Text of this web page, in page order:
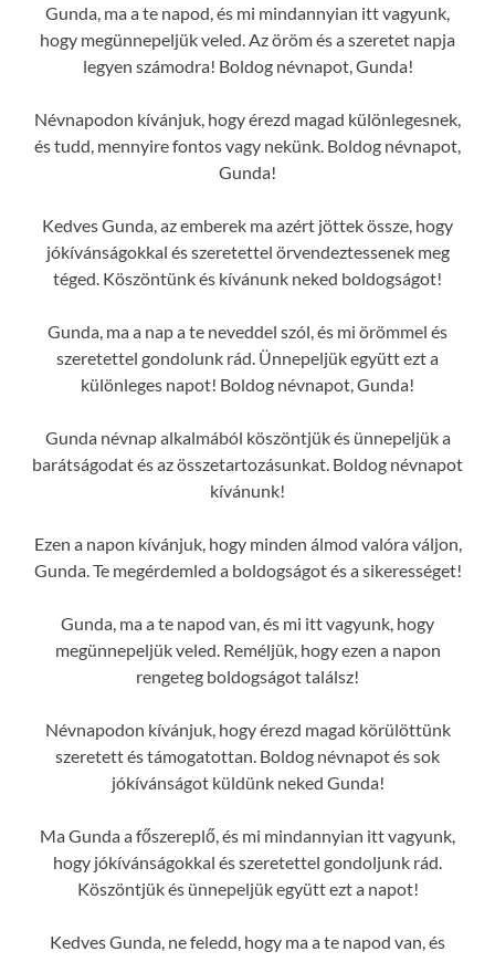
Gunda, ma a te napod, és mi mindannyian itt vagyunk,
hogy megünnepeljük veled. Az öröm és a szeretet napja
legyen számodra! Boldog névnapot, Gunda!
Névnapodon kívánjuk, hogy érezd magad különlegesnek,
és tudd, mennyire fontos vagy nekünk. Boldog névnapot,
Gunda!
Kedves Gunda, az emberek ma azért jöttek össze, hogy
jókívánságokkal és szeretettel örvendeztessenek meg
téged. Köszöntünk és kívánunk neked boldogságot!
Gunda, ma a nap a te neveddel szól, és mi örömmel és
szeretettel gondolunk rád. Ünnepeljük együtt ezt a
különleges napot! Boldog névnapot, Gunda!
Gunda névnap alkalmából köszöntjük és ünnepeljük a
barátságodat és az összetartozásunkat. Boldog névnapot
kívánunk!
Ezen a napon kívánjuk, hogy minden álmod valóra váljon,
Gunda. Te megérdemled a boldogságot és a sikerességet!
Gunda, ma a te napod van, és mi itt vagyunk, hogy
megünnepeljük veled. Reméljük, hogy ezen a napon
rengeteg boldogságot találsz!
Névnapodon kívánjuk, hogy érezd magad körülöttünk
szeretett és támogatottan. Boldog névnapot és sok
jókívánságot küldünk neked Gunda!
Ma Gunda a főszereplő, és mi mindannyian itt vagyunk,
hogy jókívánságokkal és szeretettel gondoljunk rád.
Köszöntjük és ünnepeljük együtt ezt a napot!
Kedves Gunda, ne feledd, hogy ma a te napod van, és